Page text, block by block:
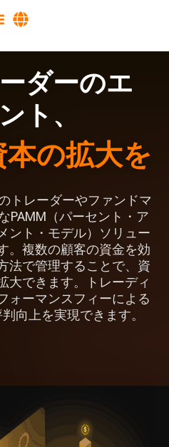
ダーのエ
ト、
の拡大を
トレーダーやファンドマ
PAMM（パーセント・ア
ント・モデル）ソリュー
。複数の顧客の資金を効
法で管理することで、資
大できます。トレーディ
ォーマンスフィーによる
向上を実現できます。